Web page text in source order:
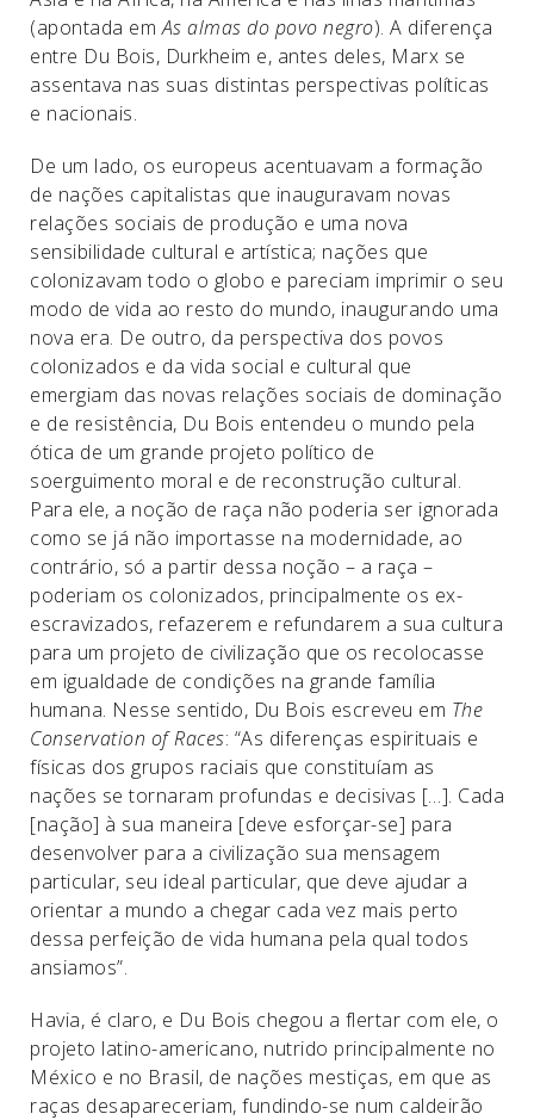
(apontada emAs almas do povo negro). A diferença
entre Du Bois, Durkheim e, antes deles, Marx se
assentava nas suas distintas perspectivas políticas
e nacionais.
De um lado, os europeus acentuavam a formação
de nações capitalistas que inauguravam novas
relações sociais de produção e uma nova
sensibilidade cultural e artística; nações que
colonizavam todo o globo e pareciam imprimir o seu
modo de vida ao resto do mundo, inaugurando uma
nova era. De outro, da perspectiva dos povos
colonizados e da vida social e cultural que
emergiam das novas relações sociais de dominação
e de resistência, Du Bois entendeu o mundo pela
ótica de um grande projeto político de
soerguimento moral e de reconstrução cultural.
Para ele, a noção de raça não poderia ser ignorada
como se já não importasse na modernidade, ao
contrário, só a partir dessa noção – a raça –
poderiam os colonizados, principalmente os ex-
escravizados, refazerem e refundarem a sua cultura
para um projeto de civilização que os recolocasse
em igualdade de condições na grande família
humana. Nesse sentido, Du Bois escreveu em The
Conservation of Races: “As diferenças espirituais e
físicas dos grupos raciais que constituíam as
nações se tornaram profundas e decisivas […]. Cada
[nação] à sua maneira [deve esforçar-se] para
desenvolver para a civilização sua mensagem
particular, seu ideal particular, que deve ajudar a
orientar a mundo a chegar cada vez mais perto
dessa perfeição de vida humana pela qual todos
ansiamos”.
Havia, é claro, e Du Bois chegou a flertar com ele, o
projeto latino-americano, nutrido principalmente no
México e no Brasil, de nações mestiças, em que as
raças desapareceriam, fundindo-se num caldeirão